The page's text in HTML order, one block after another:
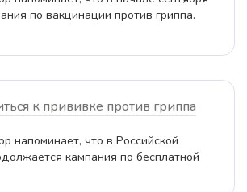
по вакцинации против гриппа.
к прививке против гриппа
напоминает, что в Российской
кампания по бесплатной